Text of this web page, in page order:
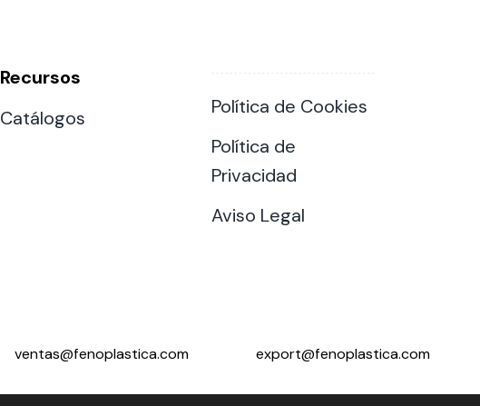
Recursos
Catálogos
Política de Cookies
Política de
Privacidad
Aviso Legal
ventas@fenoplastica.com export@fenoplastica.com